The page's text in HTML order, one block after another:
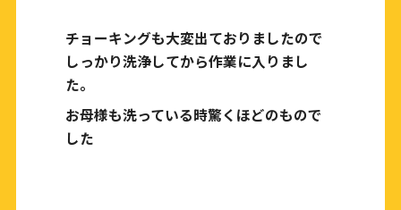
チョーキングも大変出ておりましたので
しっかり洗浄してから作業に入りまし
た。
お母様も洗っている時驚くほどのもので
した